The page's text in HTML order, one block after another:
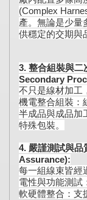
(Complex
產。無論是少量
供穩定的交期與
3. 整合組裝與
Secondary
不只是線材加工
機電整合組裝：
半成品與成品加
特殊包裝。
4. 嚴謹測試與
Assurance):
每一組線束皆經
電性與功能測試
軟硬體整合：支